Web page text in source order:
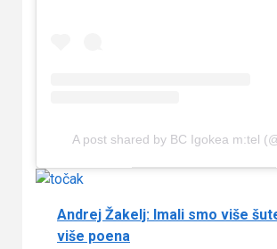
A post shared by BC Igokea m:tel
Andrej Žakelj: Imali smo više
više poena